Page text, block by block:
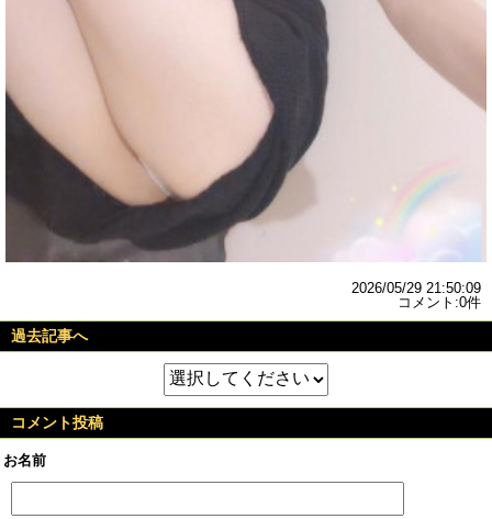
2026/05/29 21:50:09
コメント:0件
過去記事へ
コメント投稿
お名前